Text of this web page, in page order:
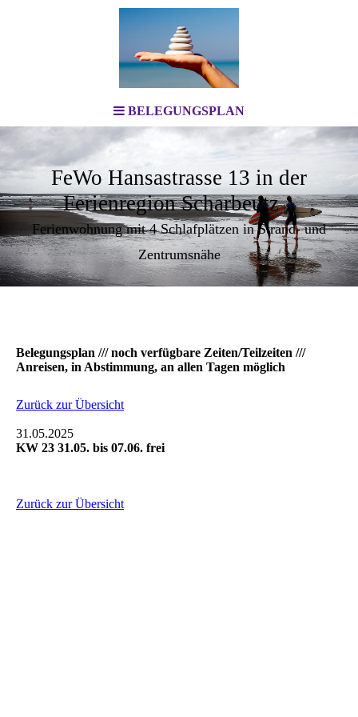
BELEGUNGSPLAN
FeWo Hansastrasse 13 in der
Ferienregion Scharbeutz
Ferienwohnung mit 4 Schlafplätzen in Strand- und
Zentrumsnähe
Belegungsplan /// noch verfügbare Zeiten/Teilzeiten ///
Anreisen, in Abstimmung, an allen Tagen möglich
Zurück zur Übersicht
31.05.2025
KW 23 31.05. bis 07.06. frei
Zurück zur Übersicht